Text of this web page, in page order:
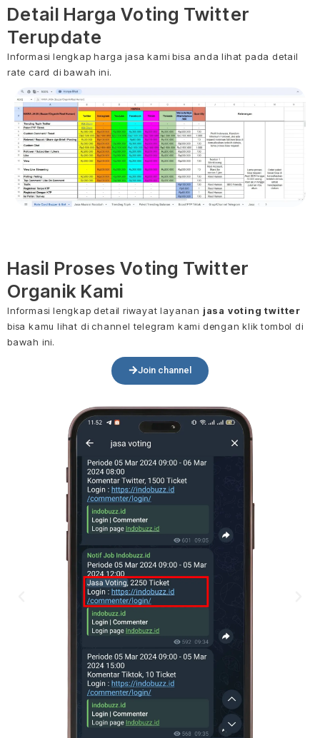
Detail Harga Voting Twitter
Terupdate
Informasi lengkap harga jasa kami bisa anda lihat pada detail
rate card di bawah ini.
Hasil Proses Voting Twitter
Organik Kami
Informasi lengkap detail riwayat layanan jasa voting twitter
bisa kamu lihat di channel telegram kami dengan klik tombol di
bawah ini.
Join channel